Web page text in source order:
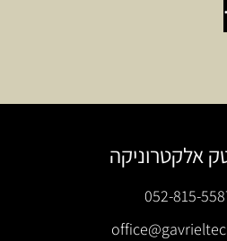
אלקטרוניקה
052-815-